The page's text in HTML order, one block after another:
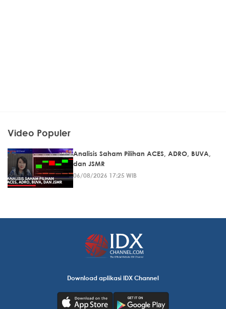
Video Populer
Analisis Saham Pilihan ACES, ADRO, BUVA,
dan JSMR
06/08/2026 17:25 WIB
Download aplikasi IDX Channel